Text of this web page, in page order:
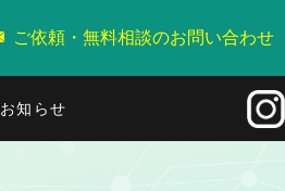
ご依頼・無料相談のお問い合わせ
お知らせ